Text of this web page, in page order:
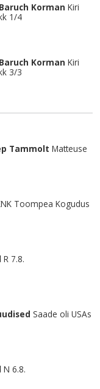
Korman Kiri
1/4
Korman Kiri
3/3
Tammolt Matteuse
Toompea Kogudus
R 7.8.
Saade oli USAs
N 6.8.